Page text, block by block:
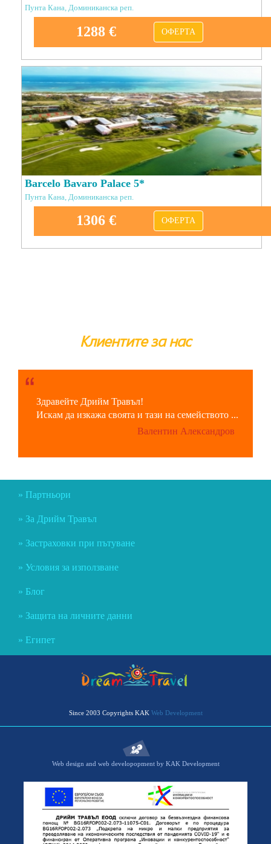
Пунта Кана, Доминиканска реп.
1288 € ОФЕРТА
Barcelo Bavaro Palace 5*
Пунта Кана, Доминиканска реп.
1306 € ОФЕРТА
Клиентите за нас
Здравейте Дрийм Травъл!
Искам да изкажа своята и тази на семейството ...
Валентин Александров
Партньори
За Дрийм Травъл
Застраховки при пътуване
Условия за използване
Блог
Защита на личните данни
Египет
Since 2003 Copyrights KAK Web Development
Web design and web developopment by KAK Development